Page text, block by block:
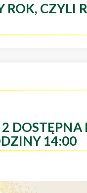
CZYLI
DOSTĘPNA
14:00